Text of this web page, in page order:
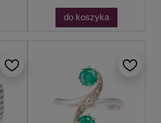
do koszyka